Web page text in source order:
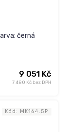
černá
7 480 Kč bez DPH
9 051 Kč
Kód: MK164.5P